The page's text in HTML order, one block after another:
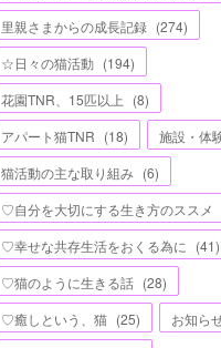
里親さまからの成長記録 (274)
☆日々の猫活動 (194)
花園TNR、15匹以上 (8)
アパート猫TNR (18) 施設・体
猫活動の主な取り組み (6)
♡自分を大切にする生き方のススメ
♡幸せな共存生活をおくる為に (41)
♡猫のように生きる話 (28)
♡癒しという、猫 (25) お知ら